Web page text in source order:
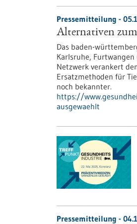
Pressemitteilung -
Alternativen
Das baden-
Karlsruhe,
Netzwerk verankert
Ersatzmethoden für
noch bekannter.
https://
ausgewaehlt
Pressemitteilung -